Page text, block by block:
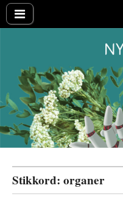
Nye
Stikkord: organer